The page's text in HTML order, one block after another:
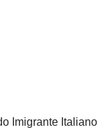
Imigrante